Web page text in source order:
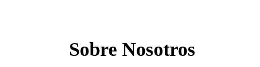
Sobre Nosotros